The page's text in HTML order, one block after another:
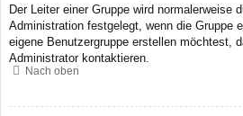
Der Leiter einer Gruppe wird normalerweise
Administration festgelegt, wenn die Gruppe
eigene Benutzergruppe erstellen möchtest,
Administrator kontaktieren.
Nach oben